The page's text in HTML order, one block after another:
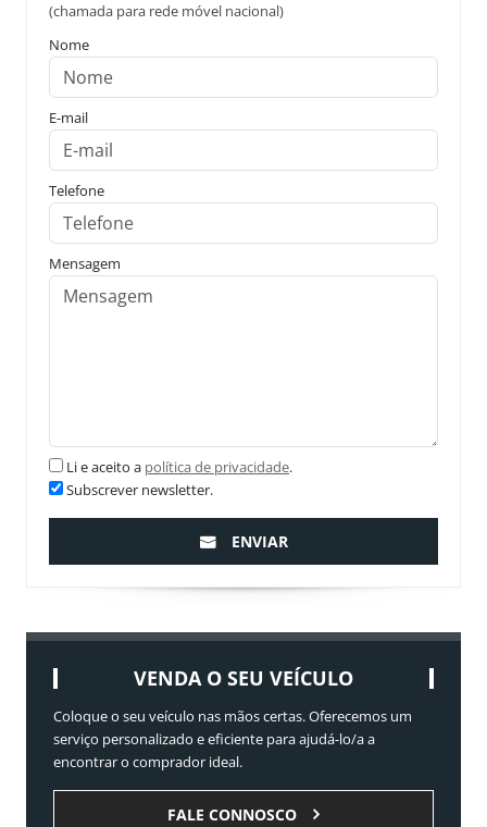
(chamada para rede móvel nacional)
Nome
E-mail
Telefone
Mensagem
Li e aceito a política de privacidade.
Subscrever newsletter.
ENVIAR
VENDA O SEU VEÍCULO
Coloque o seu veículo nas mãos certas. Oferecemos um
serviço personalizado e eficiente para ajudá-lo/a a
encontrar o comprador ideal.
FALE CONNOSCO